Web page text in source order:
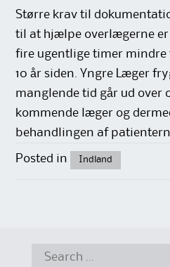
Større krav til
til at hjælpe overlægerne er
fire ugentlige timer
10 år siden. Yngre Læger
manglende tid går ud over
kommende læger og
behandlingen af
Posted in Indland
Search